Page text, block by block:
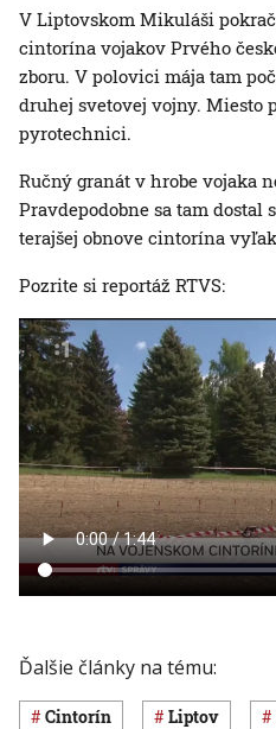
V Liptovskom Mikuláši
cintorína vojakov Prvého
zboru. V polovici mája tam
druhej svetovej vojny. Miesto
pyrotechnici.
Ručný granát v hrobe vojaka
Pravdepodobne sa tam dostal
terajšej obnove cintorína
Pozrite si reportáž RTVS:
Ďalšie články na tému:
cintorín Liptov